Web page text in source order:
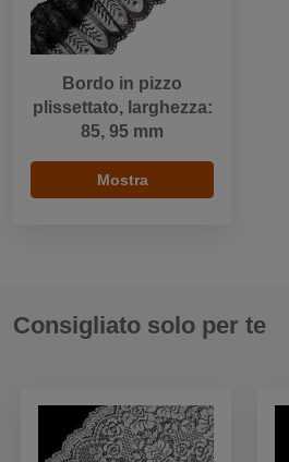
Bordo in pizzo
plissettato, larghezza:
85, 95 mm
Mostra
Consigliato solo per te